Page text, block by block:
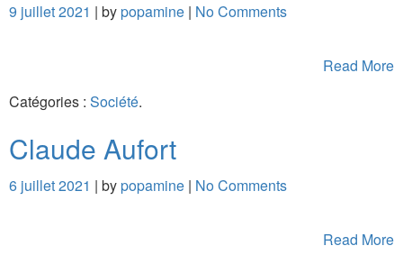
9 juillet 2021 | bypopamine | No Comments
Read More
Catégories : Société.
Claude Aufort
6 juillet 2021 | bypopamine | No Comments
Read More